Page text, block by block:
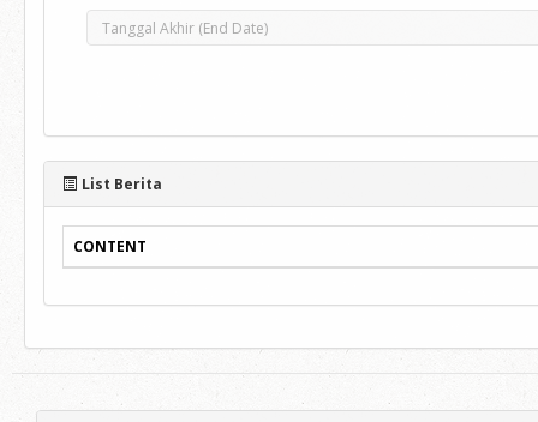
List Berita
CONTENT